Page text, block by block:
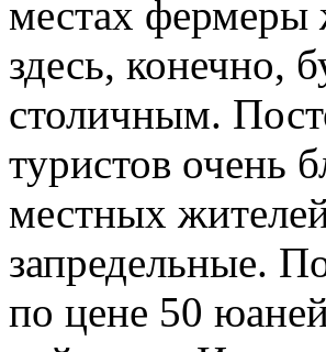
местах фермеры
здесь, конечно,
столичным.
туристов очень
местных
запредельные.
по цене 50